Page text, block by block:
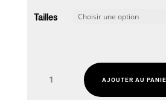
Tailles
AJOUTER AU